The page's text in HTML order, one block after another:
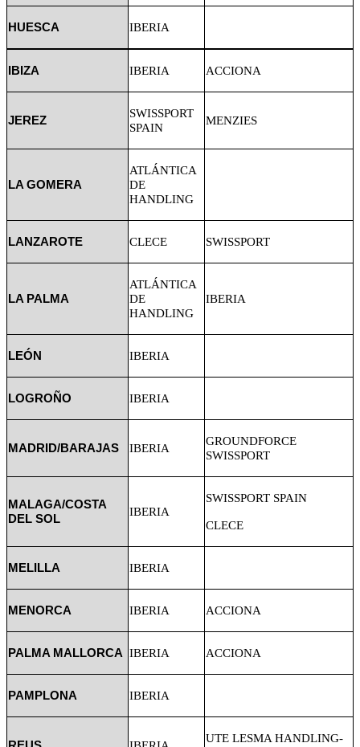
HUESCA IBERIA
IBIZA IBERIA ACCIONA
JEREZ
SWISSPORT
SPAIN
MENZIES
LA GOMERA
ATLÁNTICA
DE
HANDLING
LANZAROTE CLECE SWISSPORT
LA PALMA
ATLÁNTICA
DE
HANDLING
IBERIA
LEÓN IBERIA
LOGROÑO IBERIA
MADRID/BARAJAS IBERIA
GROUNDFORCE
SWISSPORT
MALAGA/COSTA
DEL SOL
IBERIA
SWISSPORT SPAIN
CLECE
MELILLA IBERIA
MENORCA IBERIA ACCIONA
PALMA MALLORCA IBERIA ACCIONA
PAMPLONA IBERIA
UTE LESMA HANDLING-